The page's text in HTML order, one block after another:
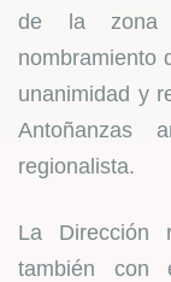
de la zona
nombramiento
unanimidad y
Antoñanzas
regionalista.
La Dirección
también con